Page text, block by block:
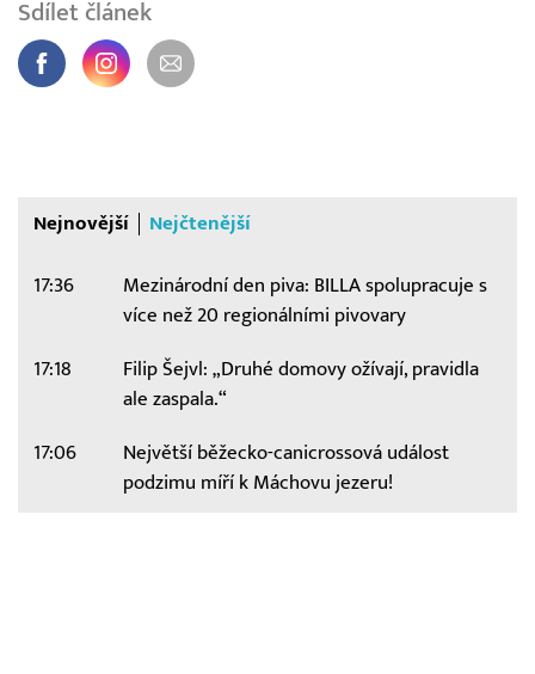
Sdílet článek
Nejnovější Nejčtenější
17:36
Mezinárodní den piva: BILLA spolupracuje s
více než 20 regionálními pivovary
17:18
Filip Šejvl: „Druhé domovy ožívají, pravidla
ale zaspala.“
17:06
Největší běžecko-canicrossová událost
podzimu míří k Máchovu jezeru!